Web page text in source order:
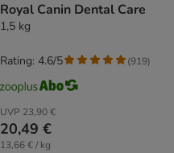
Royal Canin Dental Care
1,5 kg
UVP 23,90 €
20,49 €
13,66 € / kg
Rating: 4.6/5 (919)